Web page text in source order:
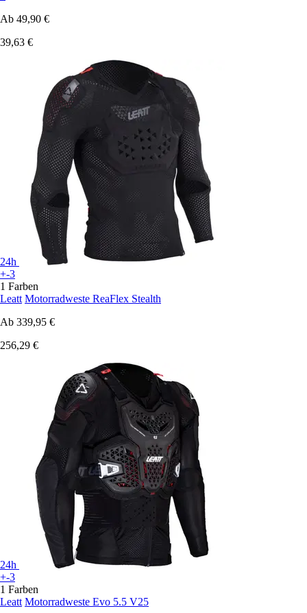
Ab 49,90 €
39,63 €
24h
+-3
1 Farben
Leatt Motorradweste ReaFlex Stealth
Ab 339,95 €
256,29 €
24h
+-3
1 Farben
Leatt Motorradweste Evo 5.5 V25